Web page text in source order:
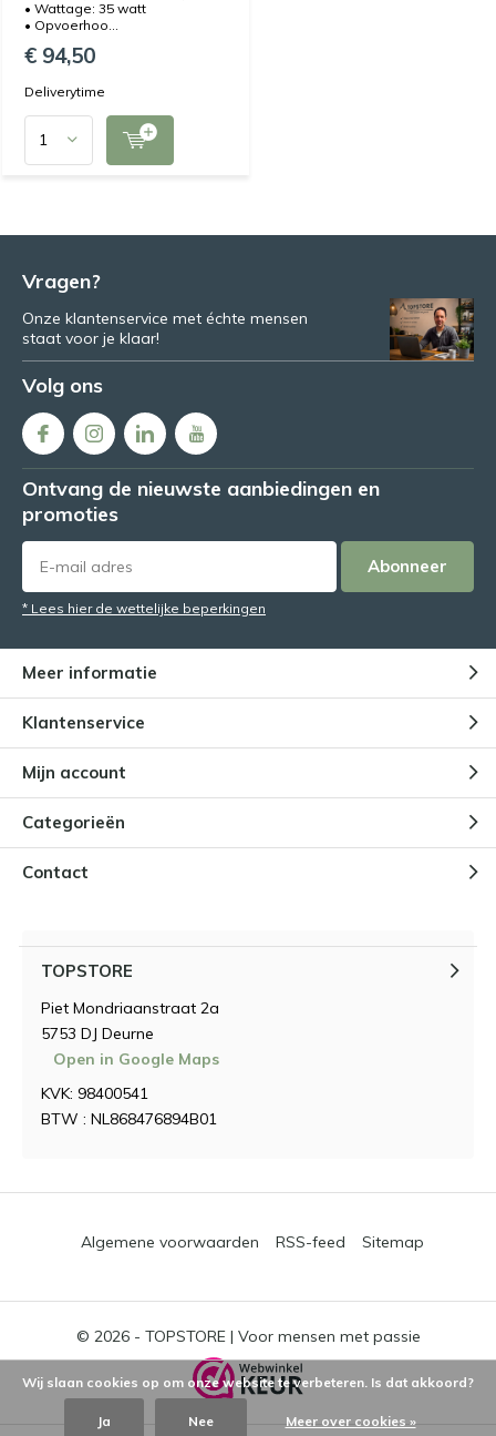
• Wattage: 35 watt
• Opvoerhoo...
€ 94,50
Deliverytime
Vragen?
Onze klantenservice met échte mensen
staat voor je klaar!
Volg ons
Ontvang de nieuwste aanbiedingen en
promoties
Abonneer
* Lees hier de wettelijke beperkingen
Meer informatie
Klantenservice
Mijn account
Categorieën
Contact
TOPSTORE
Piet Mondriaanstraat 2a
5753 DJ Deurne
Open in Google Maps
KVK: 98400541
BTW : NL868476894B01
© 2026 - TOPSTORE | Voor mensen met passie
Algemene voorwaarden RSS-feed Sitemap
Wij slaan cookies op om onze website te verbeteren. Is dat akkoord?
Ja Nee Meer over cookies »